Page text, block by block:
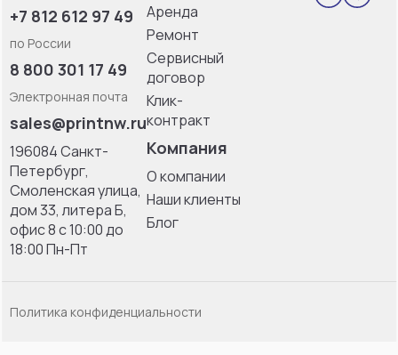
+7 812 612 97 49
по России
8 800 301 17 49
Электронная почта
sales@printnw.ru
196084 Санкт-
Петербург,
Смоленская улица,
дом 33, литерa Б,
офис 8 с 10:00 до
18:00 Пн-Пт
Аренда
Ремонт
Сервисный
договор
Клик-
контракт
Компания
О компании
Наши клиенты
Блог
Политика конфиденциальности